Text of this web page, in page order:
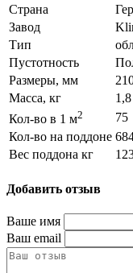
Страна
Завод
Тип
Пустотность
Размеры, мм
Масса, кг
1,8
Кол-во в 1 м2
75
Кол-во на поддоне
Вес поддона кг
Добавить отзыв
Ваше имя
Ваш email